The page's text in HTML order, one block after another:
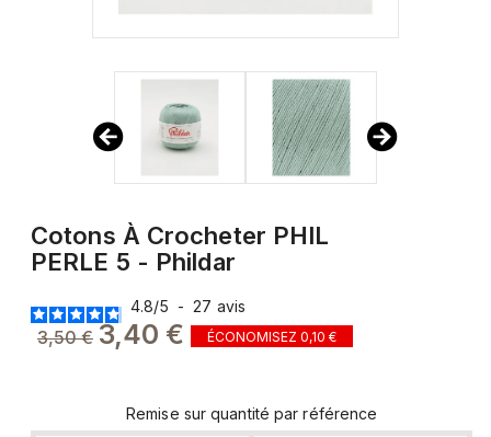
Cotons À Crocheter PHIL
PERLE 5 - Phildar
4.8/5 - 27 avis
3,50 € 3,40 € ÉCONOMISEZ 0,10 €
Remise sur quantité par référence